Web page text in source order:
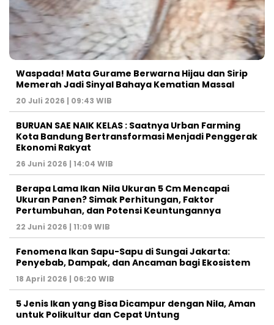
Waspada! Mata Gurame Berwarna Hijau dan Sirip
Memerah Jadi Sinyal Bahaya Kematian Massal
20 Juli 2026 | 09:43 WIB
BURUAN SAE NAIK KELAS : Saatnya Urban Farming
Kota Bandung Bertransformasi Menjadi Penggerak
Ekonomi Rakyat
26 Juni 2026 | 14:04 WIB
Berapa Lama Ikan Nila Ukuran 5 Cm Mencapai
Ukuran Panen? Simak Perhitungan, Faktor
Pertumbuhan, dan Potensi Keuntungannya
22 Juni 2026 | 11:09 WIB
Fenomena Ikan Sapu-Sapu di Sungai Jakarta:
Penyebab, Dampak, dan Ancaman bagi Ekosistem
18 April 2026 | 06:20 WIB
5 Jenis Ikan yang Bisa Dicampur dengan Nila, Aman
untuk Polikultur dan Cepat Untung